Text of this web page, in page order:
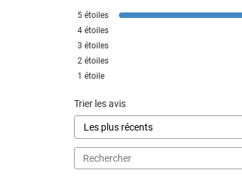
5 étoiles
4 étoiles
3 étoiles
2 étoiles
1 étoile
Trier les avis